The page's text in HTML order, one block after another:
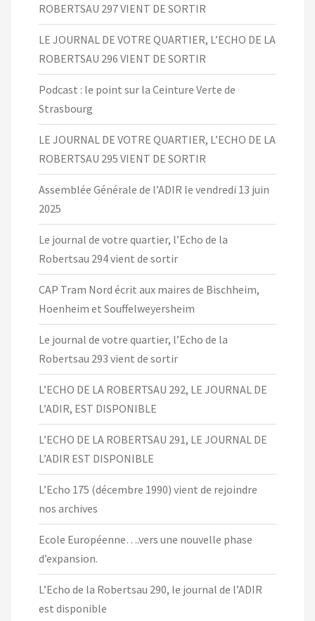
ROBERTSAU 297 VIENT DE SORTIR
LE JOURNAL DE VOTRE QUARTIER, L’ECHO DE LA
ROBERTSAU 296 VIENT DE SORTIR
Podcast : le point sur la Ceinture Verte de
Strasbourg
LE JOURNAL DE VOTRE QUARTIER, L’ECHO DE LA
ROBERTSAU 295 VIENT DE SORTIR
Assemblée Générale de l’ADIR le vendredi 13 juin
2025
Le journal de votre quartier, l’Echo de la
Robertsau 294 vient de sortir
CAP Tram Nord écrit aux maires de Bischheim,
Hoenheim et Souffelweyersheim
Le journal de votre quartier, l’Echo de la
Robertsau 293 vient de sortir
L’ECHO DE LA ROBERTSAU 292, LE JOURNAL DE
L’ADIR, EST DISPONIBLE
L’ECHO DE LA ROBERTSAU 291, LE JOURNAL DE
L’ADIR EST DISPONIBLE
L’Echo 175 (décembre 1990) vient de rejoindre
nos archives
Ecole Européenne….vers une nouvelle phase
d’expansion.
L’Echo de la Robertsau 290, le journal de l’ADIR
est disponible